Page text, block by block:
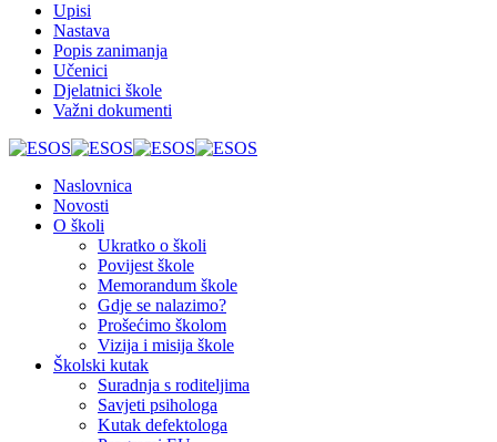
Upisi
Nastava
Popis zanimanja
Učenici
Djelatnici škole
Važni dokumenti
Naslovnica
Novosti
O školi
Ukratko o školi
Povijest škole
Memorandum škole
Gdje se nalazimo?
Prošećimo školom
Vizija i misija škole
Školski kutak
Suradnja s roditeljima
Savjeti psihologa
Kutak defektologa